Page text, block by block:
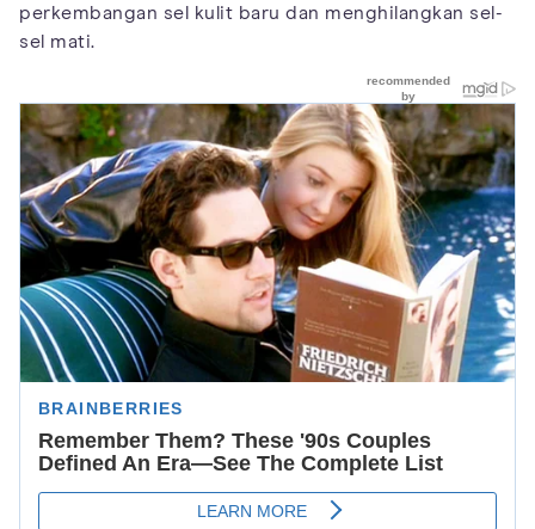
perkembangan sel kulit baru dan menghilangkan sel-
sel mati.